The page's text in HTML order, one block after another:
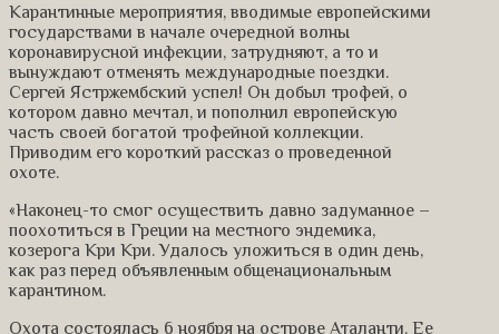
Карантинные мероприятия, вводимые европейскими
государствами в начале очередной волны
коронавирусной инфекции, затрудняют, а то и
вынуждают отменять международные поездки.
Сергей Ястржембский успел! Он добыл трофей, о
котором давно мечтал, и пополнил европейскую
часть своей богатой трофейной коллекции.
Приводим его короткий рассказ о проведенной
охоте.
«Наконец-то смог осуществить давно задуманное –
поохотиться в Греции на местного эндемика,
козерога Кри Кри. Удалось уложиться в один день,
как раз перед объявленным общенациональным
карантином.
Охота состоялась 6 ноября на острове Аталанти. Ее